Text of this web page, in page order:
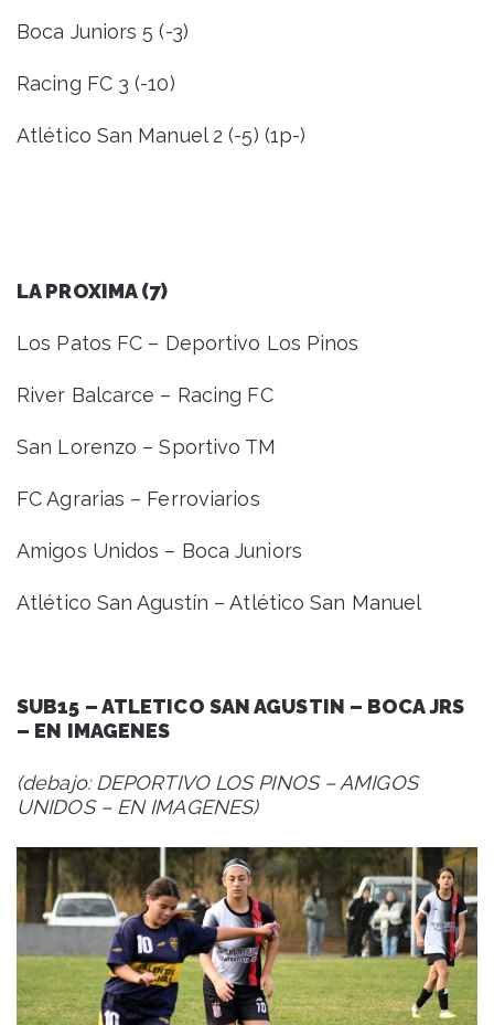
Boca Juniors 5 (-3)
Racing FC 3 (-10)
Atlético San Manuel 2 (-5) (1p-)
LA PROXIMA (7)
Los Patos FC – Deportivo Los Pinos
River Balcarce – Racing FC
San Lorenzo – Sportivo TM
FC Agrarias – Ferroviarios
Amigos Unidos – Boca Juniors
Atlético San Agustín – Atlético San Manuel
SUB15 – ATLETICO SAN AGUSTIN – BOCA JRS
– EN IMAGENES
(debajo: DEPORTIVO LOS PINOS – AMIGOS
UNIDOS – EN IMAGENES)